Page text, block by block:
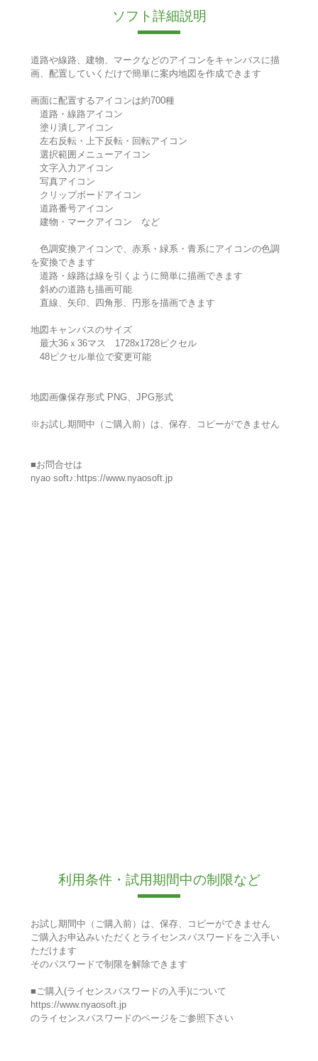
ソフト詳細説明
道路や線路、建物、マークなどのアイコンをキャンバスに描
画、配置していくだけで簡単に案内地図を作成できます
画面に配置するアイコンは約700種
道路・線路アイコン
塗り潰しアイコン
左右反転・上下反転・回転アイコン
選択範囲メニューアイコン
文字入力アイコン
写真アイコン
クリップボードアイコン
道路番号アイコン
建物・マークアイコン など
色調変換アイコンで、赤系・緑系・青系にアイコンの色調
を変換できます
道路・線路は線を引くように簡単に描画できます
斜めの道路も描画可能
直線、矢印、四角形、円形を描画できます
地図キャンバスのサイズ
最大36ｘ36マス 1728x1728ピクセル
48ピクセル単位で変更可能
地図画像保存形式 PNG、JPG形式
※お試し期間中（ご購入前）は、保存、コピーができません
■お問合せは
nyao soft♪:https://www.nyaosoft.jp
利用条件・試用期間中の制限など
お試し期間中（ご購入前）は、保存、コピーができません
ご購入お申込みいただくとライセンスパスワードをご入手い
ただけます
そのパスワードで制限を解除できます
■ご購入(ライセンスパスワードの入手)について
https://www.nyaosoft.jp
のライセンスパスワードのページをご参照下さい